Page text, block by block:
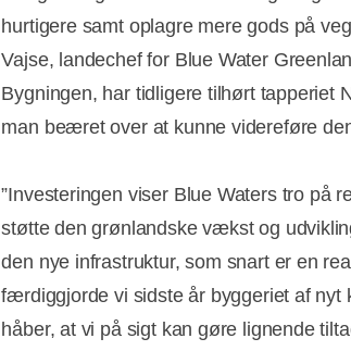
hurtigere samt oplagre mere gods på
Vajse, landechef for Blue Water
Bygningen, har tidligere tilhørt tapperiet
man beæret over at kunne videreføre
”Investeringen viser Blue Waters tro på
støtte den grønlandske vækst og
den nye infrastruktur, som snart er en
færdiggjorde vi sidste år byggeriet af nyt
håber, at vi på sigt kan gøre lignende